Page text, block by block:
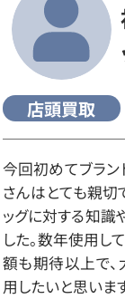
店頭買取
今回初めてブラン
さんはとても親切
ッグに対する知識
した。数年使用し
額も期待以上で、
用したいと思いま